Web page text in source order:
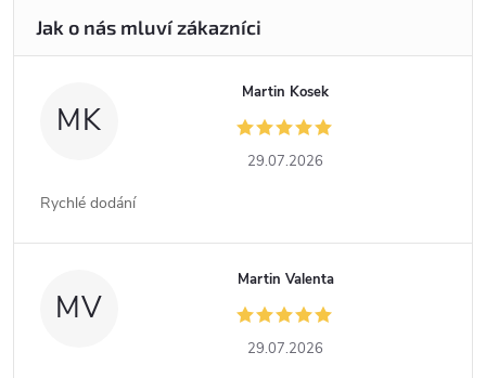
MK
Martin Kosek
29.07.2026
Rychlé dodání
MV
Martin Valenta
29.07.2026